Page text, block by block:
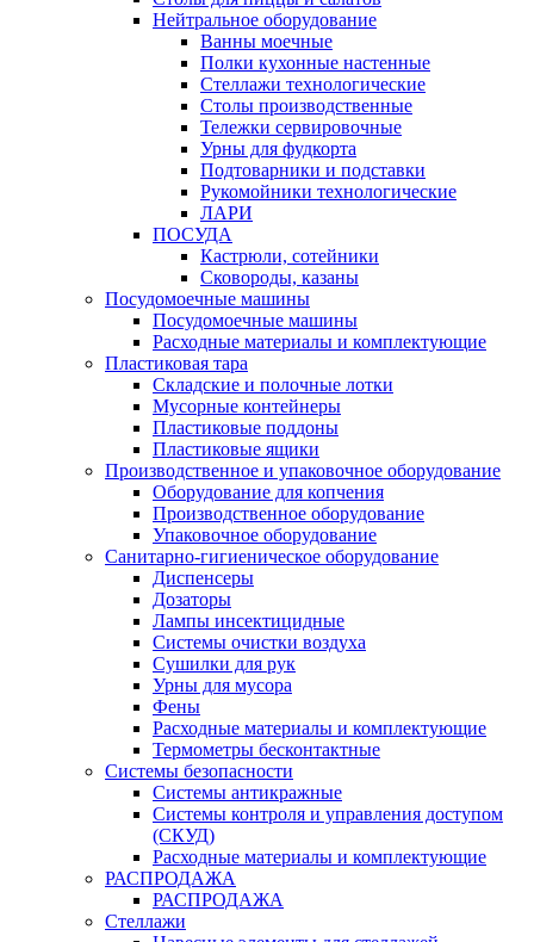
Нейтральное оборудование
Ванны моечные
Полки кухонные настенные
Стеллажи технологические
Столы производственные
Тележки сервировочные
Урны для фудкорта
Подтоварники и подставки
Рукомойники технологические
ЛАРИ
ПОСУДА
Кастрюли, сотейники
Сковороды, казаны
Посудомоечные машины
Посудомоечные машины
Расходные материалы и комплектующие
Пластиковая тара
Складские и полочные лотки
Мусорные контейнеры
Пластиковые поддоны
Пластиковые ящики
Производственное и упаковочное оборудование
Оборудование для копчения
Производственное оборудование
Упаковочное оборудование
Санитарно-гигиеническое оборудование
Диспенсеры
Дозаторы
Лампы инсектицидные
Системы очистки воздуха
Сушилки для рук
Урны для мусора
Фены
Расходные материалы и комплектующие
Термометры бесконтактные
Системы безопасности
Системы антикражные
Системы контроля и управления доступом
(СКУД)
Расходные материалы и комплектующие
РАСПРОДАЖА
РАСПРОДАЖА
Стеллажи